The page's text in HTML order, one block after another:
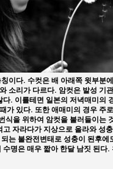
이다. 수컷은 배 아래쪽 윗부분
소리가 다르다. 암컷은 발성 기
. 이를테면 일본의 저녁매미의
가 있다. 또한 애매미의 경우 주
식을 위하여 암컷을 불러들이는
자라다가 지상으로 올라와 성
는 불완전변태로 성충이 된후
명은 매우 짧아 한달 남짓 된